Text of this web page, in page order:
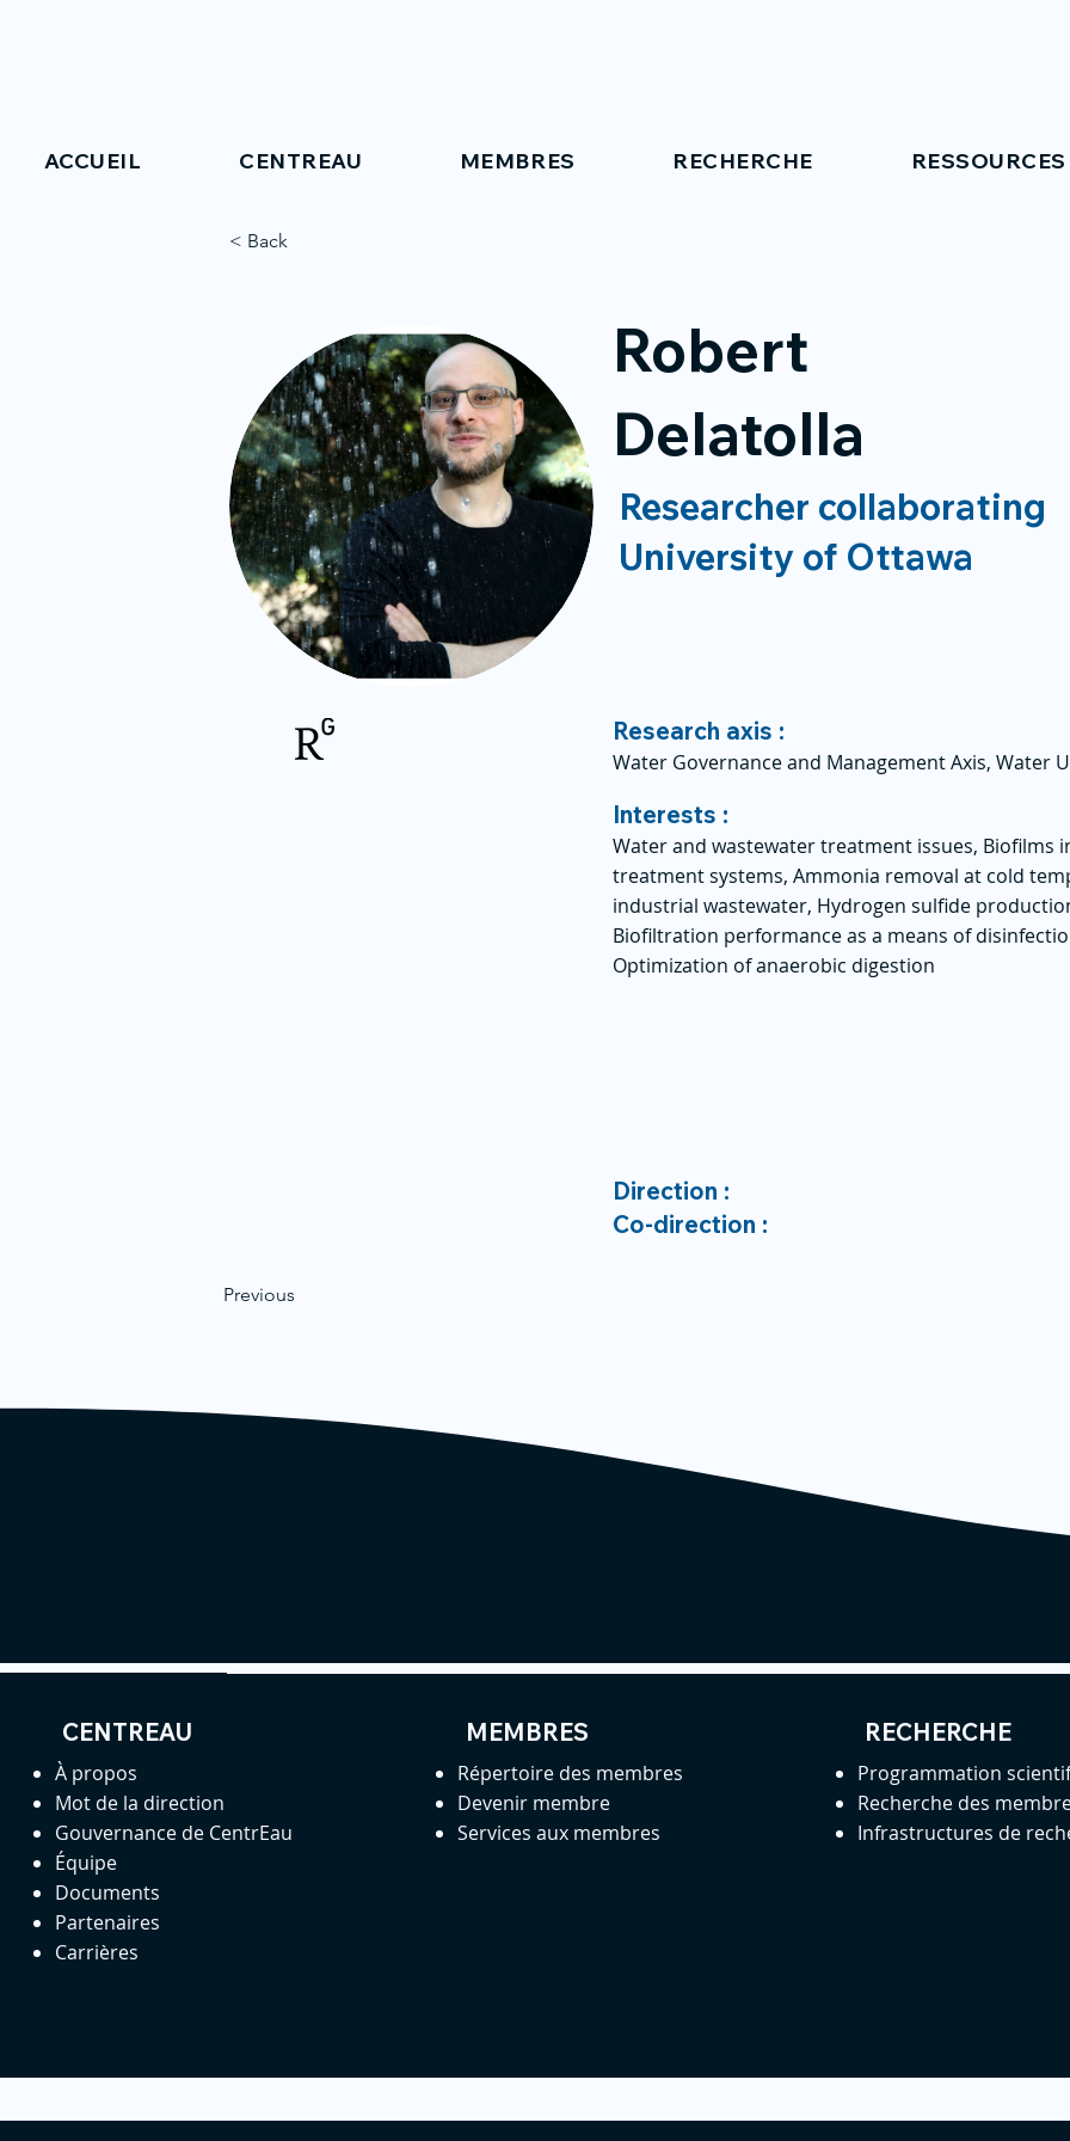
ACCUEIL CENTREAU MEMBRES RECHERCHE RESSOURCES
< Back
Robert
Delatolla
Researcher collaborating
University of Ottawa
Research axis :
Water Governance and Management Axis, Water
Interests :
Water and wastewater treatment issues, Biofilms
treatment systems, Ammonia removal at cold
industrial wastewater, Hydrogen sulfide
Biofiltration performance as a means of
Optimization of anaerobic digestion
Previous
Direction :
Co-direction :
CENTREAU
À propos
Mot de la direction
Gouvernance de CentrEau
Équipe
Documents
Partenaires
Carrières
MEMBRES
Répertoire des membres
Devenir membre
Services aux membres
RECHERCHE
Programmation
Recherche des
Infrastructures de